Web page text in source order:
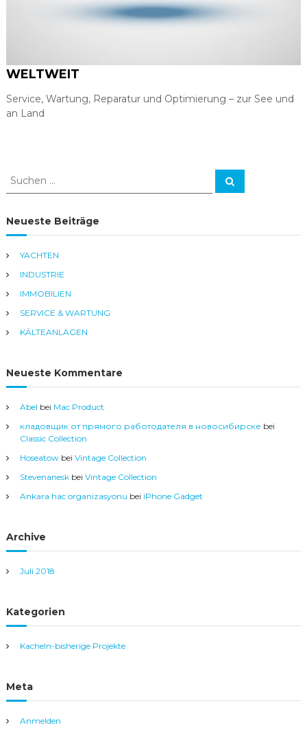
WELTWEIT
Service, Wartung, Reparatur und Optimierung – zur See und
an Land
S
h
e
a
c
h
S
Neueste Beiträge
YACHTEN
INDUSTRIE
IMMOBILIEN
SERVICE & WARTUNG
KÄLTEANLAGEN
Neueste Kommentare
Abel bei Mac Product
кладовщик от прямого работодателя в новосибирске bei
Classic Collection
Hoseatowbei Vintage Collection
Stevenaneskbei Vintage Collection
Ankara hac organizasyonu bei iPhone Gadget
Archive
Juli 2018
Kategorien
Kacheln-bisherige Projekte
Meta
Anmelden